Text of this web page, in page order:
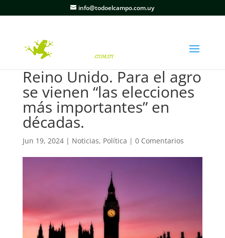
info@todoelcampo.com.uy
Reino Unido. Para el agro
se vienen “las elecciones
más importantes” en
décadas.
Jun 19, 2024| Noticias, Política | 0 Comentarios